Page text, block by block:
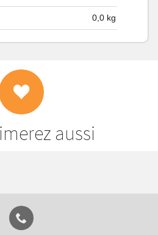
0,0kg
aussi